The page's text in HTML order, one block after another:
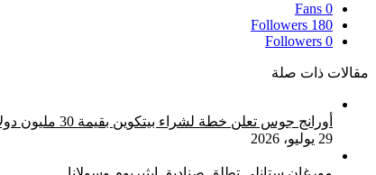
0
Fans
180
Followers
0
Followers
مقالات ذات صلة
أورانج جوس تعلن خطة لشراء بيتكوين بقيمة 30 مليون دولار
29 يوليو، 2026